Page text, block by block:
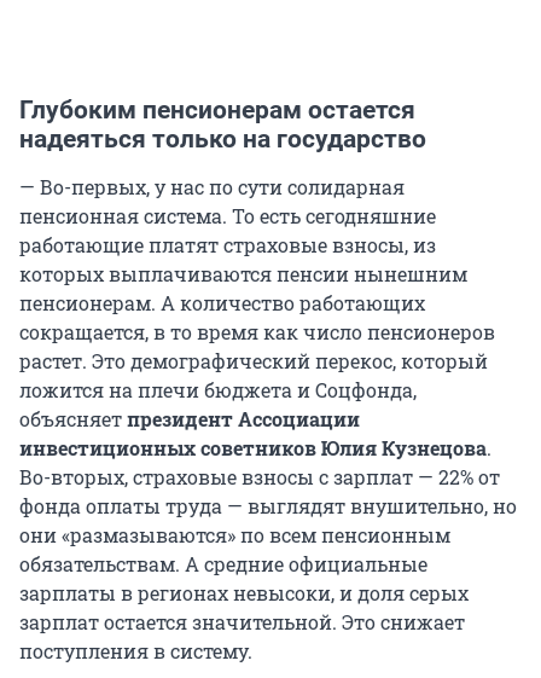
Глубоким пенсионерам остается
надеяться только на государство
— Во-первых, у нас по сути солидарная
пенсионная система. То есть сегодняшние
работающие платят страховые взносы, из
которых выплачиваются пенсии нынешним
пенсионерам. А количество работающих
сокращается, в то время как число пенсионеров
растет. Это демографический перекос, который
ложится на плечи бюджета и Соцфонда,
объясняетпрезидент Ассоциации
инвестиционных советников Юлия Кузнецова.
Во-вторых, страховые взносы с зарплат — 22% от
фонда оплаты труда — выглядят внушительно, но
они «размазываются» по всем пенсионным
обязательствам. А средние официальные
зарплаты в регионах невысоки, и доля серых
зарплат остается значительной. Это снижает
поступления в систему.